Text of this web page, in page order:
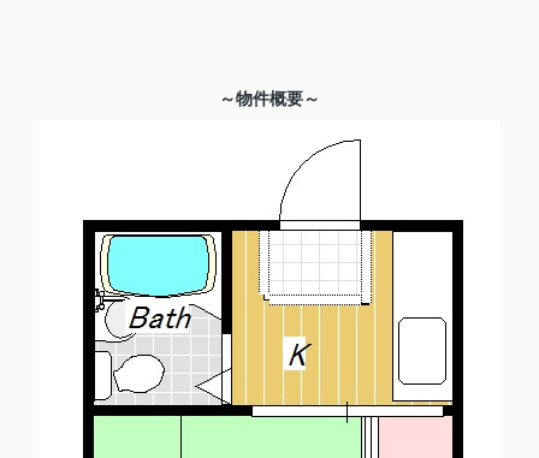
～物件概要～